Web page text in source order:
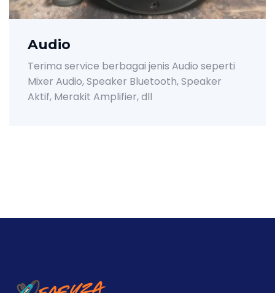
Audio
Terima service berbagai jenis Audio seperti
Mixer Audio, Speaker Bluetooth, Speaker
Aktif, Merakit Amplifier, dll